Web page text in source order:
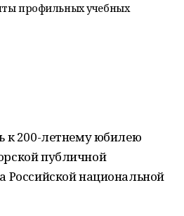
профильных учебных
к 200-летнему юбилею
публичной
Российской национальной